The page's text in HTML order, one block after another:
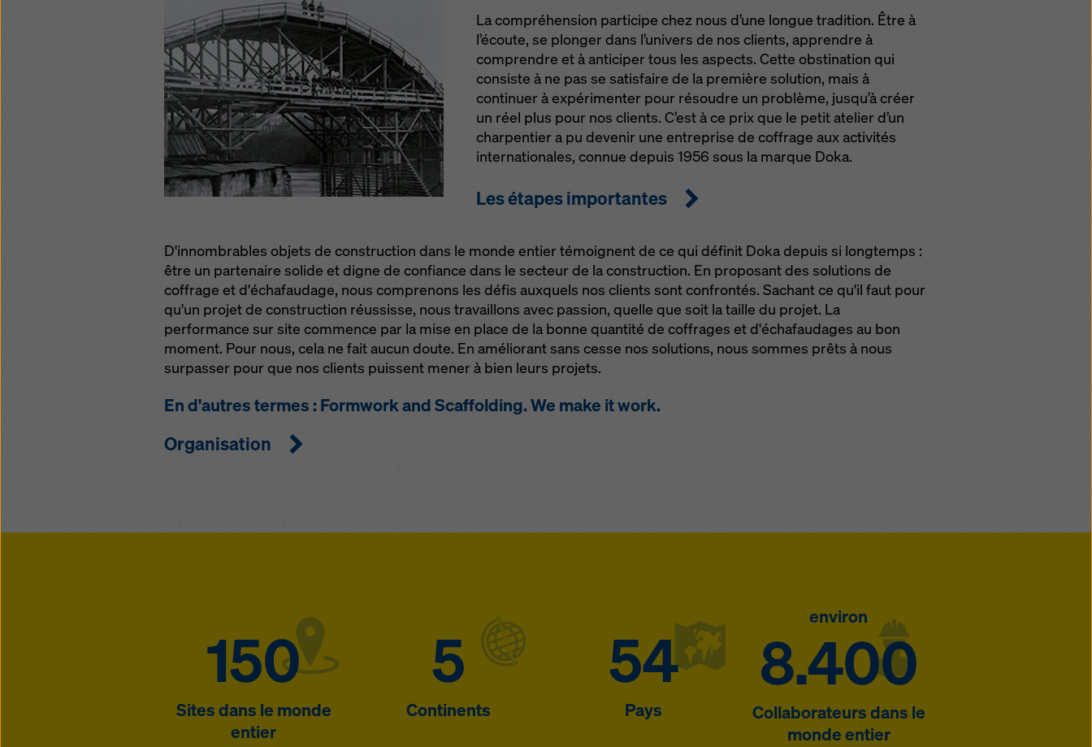
La compréhension participe chez nous d’une longue tradition. Être à
l’écoute, se plonger dans l’univers de nos clients, apprendre à
comprendre et à anticiper tous les aspects. Cette obstination qui
consiste à ne pas se satisfaire de la première solution, mais à
continuer à expérimenter pour résoudre un problème, jusqu’à créer
un réel plus pour nos clients. C’est à ce prix que le petit atelier d’un
charpentier a pu devenir une entreprise de coffrage aux activités
internationales, connue depuis 1956 sous la marque Doka.
Les étapes importantes
D'innombrables objets de construction dans le monde entier témoignent de ce qui définit Doka depuis si longtemps :
être un partenaire solide et digne de confiance dans le secteur de la construction. En proposant des solutions de
coffrage et d'échafaudage, nous comprenons les défis auxquels nos clients sont confrontés. Sachant ce qu'il faut pour
qu'un projet de construction réussisse, nous travaillons avec passion, quelle que soit la taille du projet. La
performance sur site commence par la mise en place de la bonne quantité de coffrages et d'échafaudages au bon
moment. Pour nous, cela ne fait aucun doute. En améliorant sans cesse nos solutions, nous sommes prêts à nous
surpasser pour que nos clients puissent mener à bien leurs projets.
En d'autres termes : Formwork and Scaffolding. We make it work.
Organisation
150
Sites dans le monde
entier
5
Continents
54
Pays
environ
8.400
Collaborateurs dans le
monde entier
politique de confidentialité
. Nous vous offrons également la possibilité de
sélectionner vos cookies (paramètres avancés des cookies).